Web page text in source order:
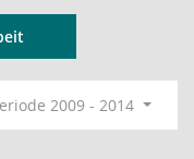
2009 - 2014